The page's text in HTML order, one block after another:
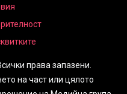
права запазени.
на част или цялото